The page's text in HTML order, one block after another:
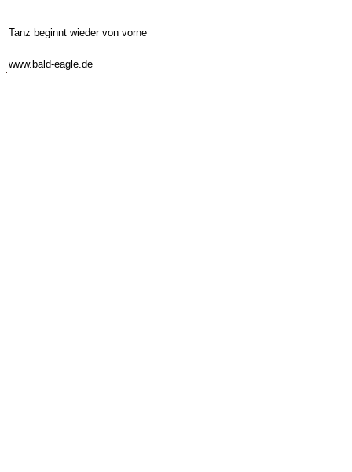
Tanz beginnt wieder von vorne
www.bald-eagle.de